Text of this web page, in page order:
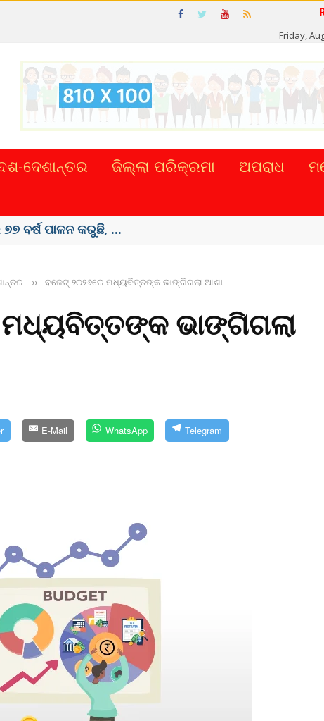
Friday,
ଦେଶାନ୍ତର ଜିଲ୍ଲା ପରିକ୍ରମା ଅପରାଧ
ଡିଜିଟାଲ୍ ନେଣଦେଣ ...
›› ବଜେଟ୍-୨୦୨୬ରେ ମଧ୍ୟବିତ୍ତଙ୍କ ଭାଙ୍ଗିଗଲା ଆଶା
ମଧ୍ୟବିତ୍ତଙ୍କ ଭାଙ୍ଗିଗଲା
E-Mail WhatsApp Telegram